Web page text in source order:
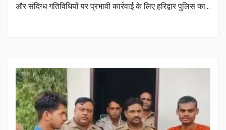
और संदिग्ध गतिविधियों पर प्रभावी कार्रवाई के लिए हरिद्वार पुलिस का…